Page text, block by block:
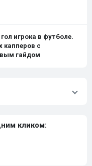
игрока в футболе.
капперов с
гайдом
кликом: